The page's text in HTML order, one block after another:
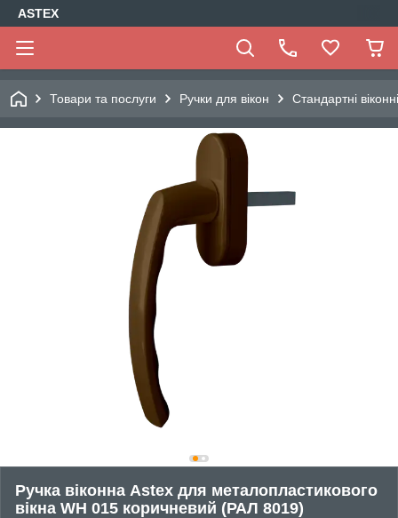
ASTEX
Товари та послуги Ручки для вікон Стандартні
Ручка віконна Astex для металопластикового
вікна WH 015 коричневий (РАЛ 8019)